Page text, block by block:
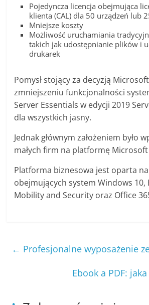
Pojedyncza licencja obejmująca
klienta (CAL) dla 50 urządzeń lub
Mniejsze koszty
Możliwość uruchamiania
takich jak udostępnianie plików i
drukarek
Pomysł stojący za decyzją
zmniejszeniu funkcjonalności
Server Essentials w edycji 2019
dla wszystkich jasny.
Jednak głównym założeniem było
małych firm na platformę Microsoft
Platforma biznesowa jest oparta
obejmujących system Windows 10,
Mobility and Security oraz Office
← Profesjonalne wyposażenie
Ebook a PDF: